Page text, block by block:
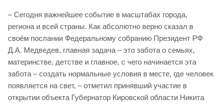
– Сегодня важнейшее событие в масштабах города,
региона и всей страны. Как абсолютно верно сказал в
своём послании Федеральному собранию Президент РФ
Д.А. Медведев, главная задача – это забота о семьях,
материнстве, детстве и главное, с чего начинается эта
забота – создать нормальные условия в месте, где человек
появляется на свет, – отметил принявший участие в
открытии объекта Губернатор Кировской области Никита